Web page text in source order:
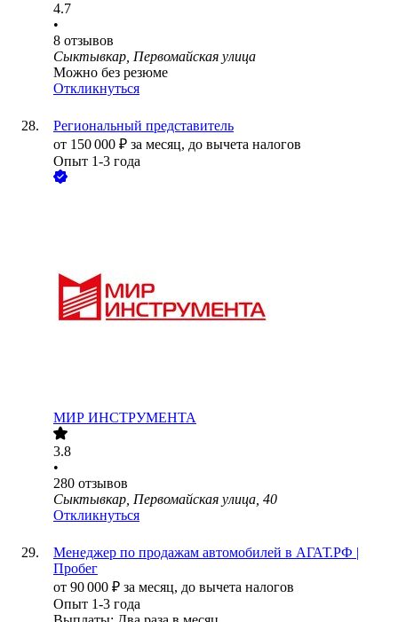
4.7
•
8 отзывов
Сыктывкар, Первомайская улица
Можно без резюме
Откликнуться
Региональный представитель
от 150 000 ₽ за месяц, до вычета налогов
Опыт 1-3 года
МИР ИНСТРУМЕНТА
3.8
•
280 отзывов
Сыктывкар, Первомайская улица, 40
Откликнуться
Менеджер по продажам автомобилей в АГАТ.РФ |
Пробег
от 90 000 ₽ за месяц, до вычета налогов
Опыт 1-3 года